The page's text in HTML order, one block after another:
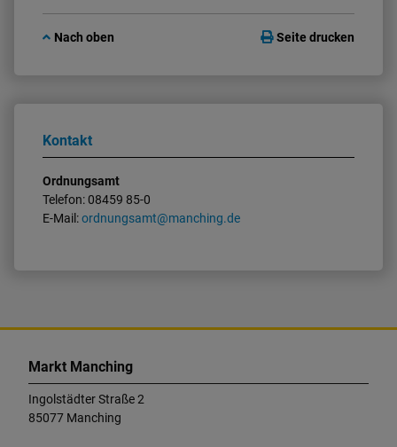
Kontakt
Ordnungsamt
Telefon: 08459 85-0
E-Mail:ordnungsamt@manching.de
Nach oben Seite drucken
Markt Manching
Ingolstädter Straße 2
85077 Manching